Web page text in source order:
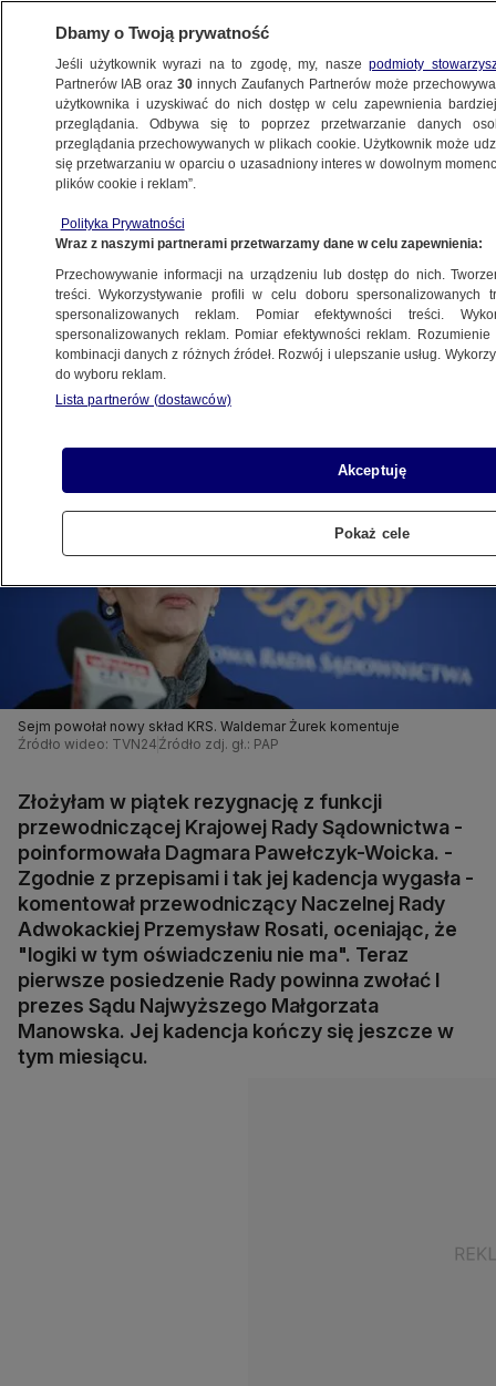
POLSKA
Sądownictwa rezygnuje ze stanowiska
Oprac.Kamila Grenczyn
18.05.2026, 10:37Aktualizacja: 18.05.2026, 14:25
Posłuchaj artykułu
Czyta lektor AI
Sejm powołał nowy skład KRS. Waldemar Żurek komentuje
Źródło wideo: TVN24 Źródło zdj. gł.: PAP
Złożyłam w piątek rezygnację z funkcji
przewodniczącej Krajowej Rady Sądownictwa -
poinformowała Dagmara Pawełczyk-Woicka. -
Zgodnie z przepisami i tak jej kadencja wygasła -
komentował przewodniczący Naczelnej Rady
Adwokackiej Przemysław Rosati, oceniając, że
"logiki w tym oświadczeniu nie ma". Teraz
pierwsze posiedzenie Rady powinna zwołać I
prezes Sądu Najwyższego Małgorzata
Manowska. Jej kadencja kończy się jeszcze w
tym miesiącu.
Dbamy o Twoją prywatność
Jeśli użytkownik wyrazi na to zgodę, my, naszepodmioty
Partnerów IAB oraz30 innych Zaufanych Partnerów może
użytkownika i uzyskiwać do nich dostęp w celu zapewnienia
przeglądania. Odbywa się to poprzez przetwarzanie danych
przeglądania przechowywanych w plikach cookie. Użytkownik może
się przetwarzaniu w oparciu o uzasadniony interes w dowolnym
plików cookie i reklam”.
Polityka Prywatności
Wraz z naszymi partnerami przetwarzamy dane w celu zapewnienia:
Przechowywanie informacji na urządzeniu lub dostęp do nich.
treści. Wykorzystywanie profili w celu doboru spersonalizowanych
spersonalizowanych reklam. Pomiar efektywności treści.
spersonalizowanych reklam. Pomiar efektywności reklam.
kombinacji danych z różnych źródeł. Rozwój i ulepszanie usług.
do wyboru reklam.
Lista partnerów (dostawców)
Akceptuję
Pokaż cele